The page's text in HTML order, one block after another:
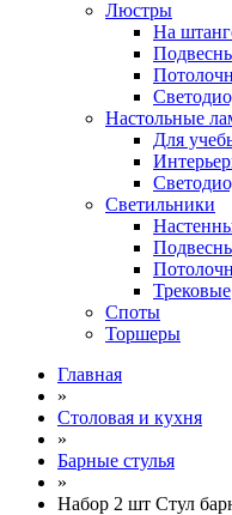
Люстры
На
Настольные
Для
Светильники
Трековые
Споты
Торшеры
Главная
»
Столовая и кухня
»
Барные стулья
»
Набор 2 шт Стул